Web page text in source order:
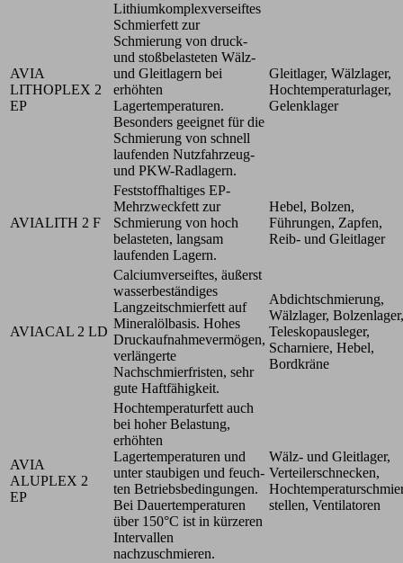
AVIA
LITHOPLEX 2
EP
Lithiumkomplexverseiftes
Schmierfett zur
Schmierung von druck-
und stoßbelasteten Wälz-
und Gleitlagern bei
erhöhten
Lagertemperaturen.
Besonders geeignet für die
Schmierung von schnell
laufenden Nutzfahrzeug-
und PKW-Radlagern.
Gleitlager, Wälzlager,
Hochtemperaturlager,
Gelenklager
AVIALITH 2 F
Feststoffhaltiges EP-
Mehrzweckfett zur
Schmierung von hoch
belasteten, langsam
laufenden Lagern.
Hebel, Bolzen,
Führungen, Zapfen,
Reib- und Gleitlager
AVIACAL 2 LD
Calciumverseiftes, äußerst
wasserbeständiges
Langzeitschmierfett auf
Mineralölbasis. Hohes
Druckaufnahmevermögen,
verlängerte
Nachschmierfristen, sehr
gute Haftfähigkeit.
Abdichtschmierung,
Wälzlager, Bolzenlager,
Teleskopausleger,
Scharniere, Hebel,
Bordkräne
AVIA
ALUPLEX 2
EP
Hochtemperaturfett auch
bei hoher Belastung,
erhöhten
Lagertemperaturen und
unter staubigen und feuch-
ten Betriebsbedingungen.
Bei Dauertemperaturen
über 150°C ist in kürzeren
Intervallen
nachzuschmieren.
Wälz- und Gleitlager,
Verteilerschnecken,
stellen, Ventilatoren